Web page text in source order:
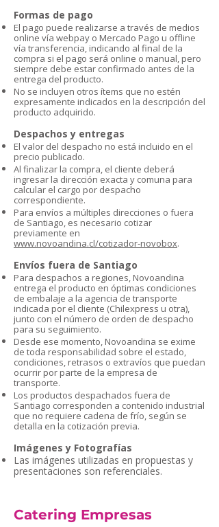
Formas de pago
El pago puede realizarse a través de medios
online vía webpay o Mercado Pago u offline
vía transferencia, indicando al final de la
compra si el pago será online o manual, pero
siempre debe estar confirmado antes de la
entrega del producto.
No se incluyen otros ítems que no estén
expresamente indicados en la descripción del
producto adquirido.
Despachos y entregas
El valor del despacho no está incluido en el
precio publicado.
Al finalizar la compra, el cliente deberá
ingresar la dirección exacta y comuna para
calcular el cargo por despacho
correspondiente.
Para envíos a múltiples direcciones o fuera
de Santiago, es necesario cotizar
previamente en
www.novoandina.cl/cotizador-novobox.
Envíos fuera de Santiago
Para despachos a regiones, Novoandina
entrega el producto en óptimas condiciones
de embalaje a la agencia de transporte
indicada por el cliente (Chilexpress u otra),
junto con el número de orden de despacho
para su seguimiento.
Desde ese momento, Novoandina se exime
de toda responsabilidad sobre el estado,
condiciones, retrasos o extravíos que puedan
ocurrir por parte de la empresa de
transporte.
Los productos despachados fuera de
Santiago corresponden a contenido industrial
que no requiere cadena de frío, según se
detalla en la cotización previa.
Imágenes y Fotografías
Las imágenes utilizadas en propuestas y
presentaciones son referenciales.
Catering Empresas